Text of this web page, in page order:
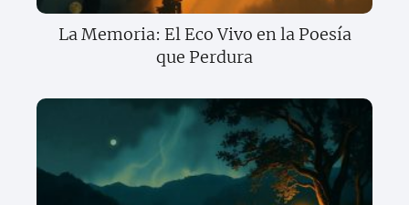
La Memoria: El Eco Vivo en la Poesía
que Perdura